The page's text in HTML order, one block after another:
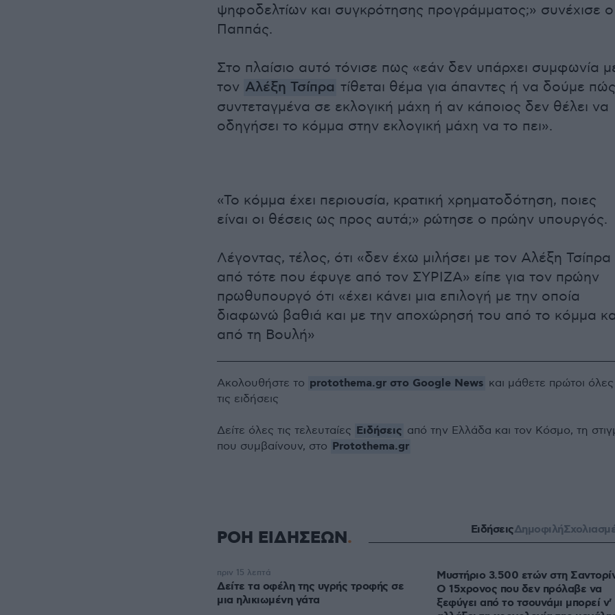
ψηφοδελτίων και συγκρότησης προγράμματος;» συνέχισε
Παππάς.
Στο πλαίσιο αυτό τόνισε πως «εάν δεν υπάρχει συμφωνία
τον Αλέξη Τσίπρα τίθεται θέμα για άπαντες ή να δούμε πώς
συντεταγμένα σε εκλογική μάχη ή αν κάποιος δεν θέλει να
οδηγήσει το κόμμα στην εκλογική μάχη να το πει».
«Το κόμμα έχει περιουσία, κρατική χρηματοδότηση, ποιες
είναι οι θέσεις ως προς αυτά;» ρώτησε ο πρώην υπουργός.
Λέγοντας, τέλος, ότι «δεν έχω μιλήσει με τον Αλέξη Τσίπρα
από τότε που έφυγε από τον ΣΥΡΙΖΑ» είπε για τον πρώην
πρωθυπουργό ότι «έχει κάνει μια επιλογή με την οποία
διαφωνώ βαθιά και με την αποχώρησή του από το κόμμα
από τη Βουλή»
Ακολουθήστε το protothema.gr στο Google News και μάθετε πρώτοι όλες
τις ειδήσεις
Δείτε όλες τις τελευταίες Ειδήσεις από την Ελλάδα και τον Κόσμο, τη
που συμβαίνουν, στο Protothema.gr
ΡΟΗ ΕΙΔΗΣΕΩΝ ΕιδήσειςΔημοφιλή
Δείτε τα οφέλη της υγρής τροφής σε
μια ηλικιωμένη γάτα
πριν 15 λεπτά
Μυστήριο 3.500 ετών στη
Ο 15χρονος που δεν πρόλαβε να
ξεφύγει από το τσουνάμι μπορεί ν'